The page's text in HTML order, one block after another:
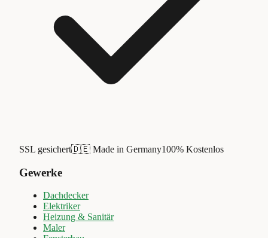
SSL gesichert🇩🇪 Made in Germany100% Kostenlos
Gewerke
Dachdecker
Elektriker
Heizung & Sanitär
Maler